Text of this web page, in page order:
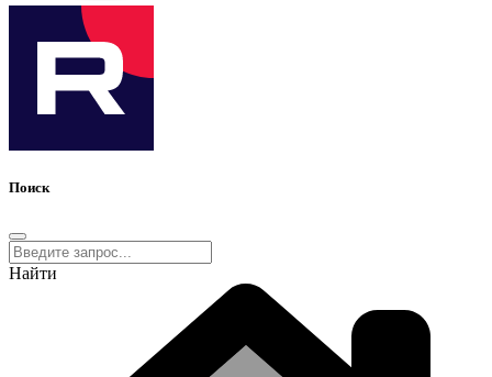
Поиск
Найти